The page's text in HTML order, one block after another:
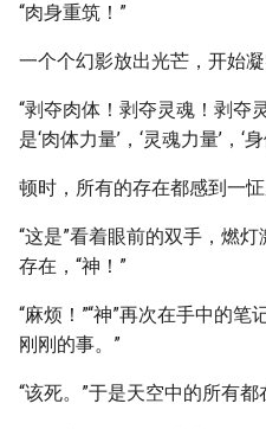
“肉身重筑！”
一个个幻影放出光芒，开始凝
“剥夺肉体！剥夺灵魂！剥夺
是‘肉体力量’，‘灵魂力量’，‘
顿时，所有的存在都感到一
“这是”看着眼前的双手，燃
存在，“神！”
“麻烦！”“神”再次在手中的
刚刚的事。”
“该死。”于是天空中的所有都